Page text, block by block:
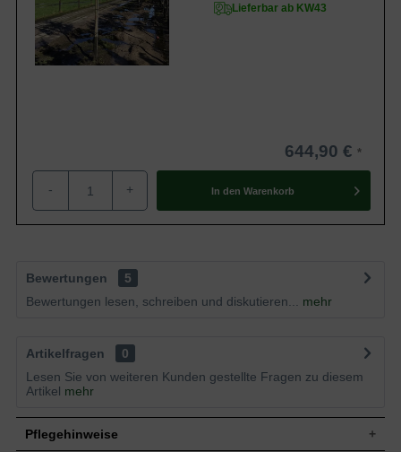
Lieferbar ab KW43
644,90 €
- + In den Warenkorb
Bewertungen
5
Bewertungen lesen, schreiben und diskutieren...
mehr
Artikelfragen
0
Lesen Sie von weiteren Kunden gestellte Fragen zu diesem
Artikel mehr
Pflegehinweise